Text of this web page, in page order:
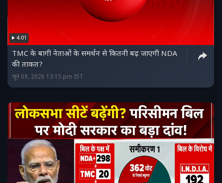
4:01
TMC के बागी नेताओं के समर्थन से कितनी बढ़ जाएगी NDA
की ताकत?
जून 09, 2026 13:15 pm IST